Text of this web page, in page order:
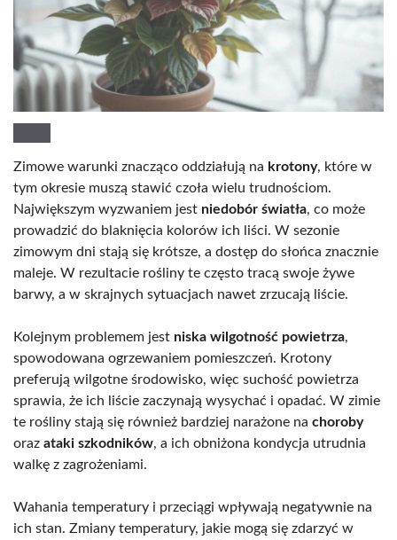
Zimowe warunki znacząco oddziałują na krotony, które w
tym okresie muszą stawić czoła wielu trudnościom.
Największym wyzwaniem jest niedobór światła, co może
prowadzić do blaknięcia kolorów ich liści. W sezonie
zimowym dni stają się krótsze, a dostęp do słońca znacznie
maleje. W rezultacie rośliny te często tracą swoje żywe
barwy, a w skrajnych sytuacjach nawet zrzucają liście.
Kolejnym problemem jest niska wilgotność powietrza,
spowodowana ogrzewaniem pomieszczeń. Krotony
preferują wilgotne środowisko, więc suchość powietrza
sprawia, że ich liście zaczynają wysychać i opadać. W zimie
te rośliny stają się również bardziej narażone na choroby
oraz ataki szkodników, a ich obniżona kondycja utrudnia
walkę z zagrożeniami.
Wahania temperatury i przeciągi wpływają negatywnie na
ich stan. Zmiany temperatury, jakie mogą się zdarzyć w